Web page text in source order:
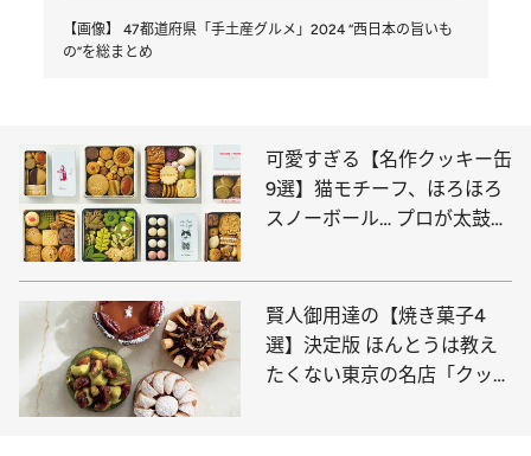
【画像】 47都道府県「手土産グルメ」2024 “西日本の旨いも
の”を総まとめ
可愛すぎる【名作クッキー缶
9選】猫モチーフ、ほろほろ
スノーボール… プロが太鼓判
賢人御用達の【焼き菓子4
選】決定版 ほんとうは教え
たくない東京の名店「クッキ